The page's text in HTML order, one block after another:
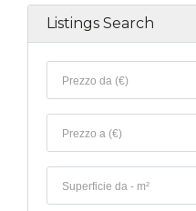
Listings Search